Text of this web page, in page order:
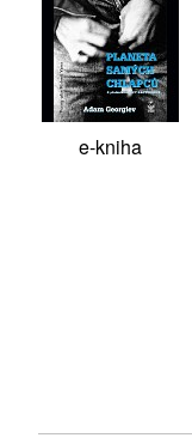
e-kniha